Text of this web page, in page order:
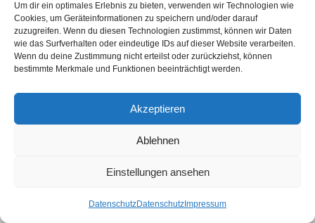
Um dir ein optimales Erlebnis zu bieten, verwenden wir Technologien wie
Cookies, um Geräteinformationen zu speichern und/oder darauf
zuzugreifen. Wenn du diesen Technologien zustimmst, können wir Daten
wie das Surfverhalten oder eindeutige IDs auf dieser Website verarbeiten.
Wenn du deine Zustimmung nicht erteilst oder zurückziehst, können
bestimmte Merkmale und Funktionen beeinträchtigt werden.
Akzeptieren
Ablehnen
Einstellungen ansehen
DatenschutzDatenschutz Impressum
OV Bonn Z37 VFDB e.V.
WER SUCHET DER FINDET
Graphene Themes.